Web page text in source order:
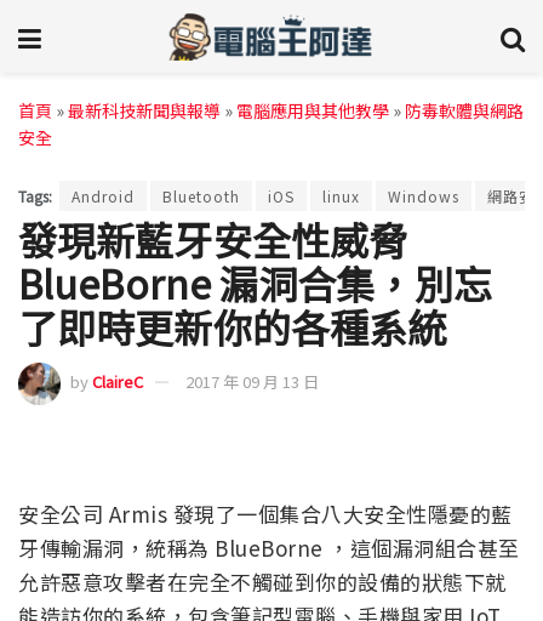
首頁 »最新科技新聞與報導 » 電腦應用與其他教學 » 防毒軟體與網路
安全
Tags: Android Bluetooth iOS linux Windows 網路安
發現新藍牙安全性威脅
BlueBorne 漏洞合集，別忘
了即時更新你的各種系統
byClaireC 2017 年 09 月 13 日
安全公司 Armis 發現了一個集合八大安全性隱憂的藍
牙傳輸漏洞，統稱為 BlueBorne ，這個漏洞組合甚至
允許惡意攻擊者在完全不觸碰到你的設備的狀態下就